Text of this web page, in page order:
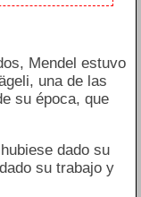
Mendel estuvo
una de las
su época, que
dado su
su trabajo y